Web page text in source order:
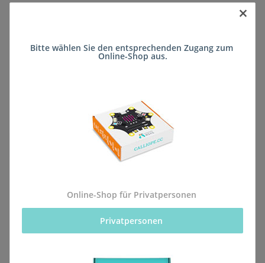
Lieferzeit:ca. 5 Wochen(DE - kein
Beschreibung
Alle Bestellungen für dieses Produkt werden direkt an
die Schule (Elisabeth-Schule FSP Lernen (Förderschule))
×
Bitte wählen Sie den entsprechenden Zugang zum
Online-Shop aus.
Online-Shop für Privatpersonen
Privatpersonen